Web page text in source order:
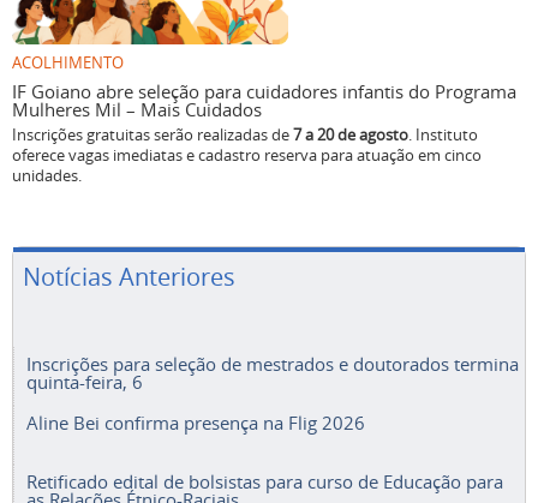
ACOLHIMENTO
IF Goiano abre seleção para cuidadores infantis do Programa
Mulheres Mil – Mais Cuidados
Inscrições gratuitas serão realizadas de7 a 20 de agosto. Instituto
oferece vagas imediatas e cadastro reserva para atuação em cinco
unidades.
Notícias Anteriores
Inscrições para seleção de mestrados e doutorados termina
quinta-feira, 6
Aline Bei confirma presença na Flig 2026
Retificado edital de bolsistas para curso de Educação para